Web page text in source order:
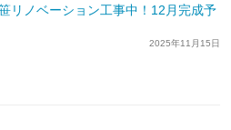
リノベーション工事中！12月完成予
2025年11月15日